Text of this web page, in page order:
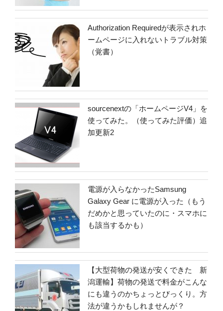
Authorization Requiredが表示されホ
ームページに入れないトラブル対策
（覚書）
sourcenextの「ホームページV4」を
使ってみた。（使ってみた評価）追
加更新2
電源が入らなかったSamsung
Galaxy Gear に電源が入った（もう
だめかと思っていたのに・スマホに
も該当するかも）
【大型荷物の発送が安くできた 新
潟運輸】荷物の発送で料金がこんな
にも違うのかちょっとびっくり。方
法が違うかもしれませんが？